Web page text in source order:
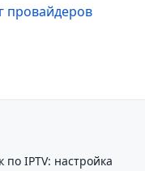
провайдеров
IPTV: настройка